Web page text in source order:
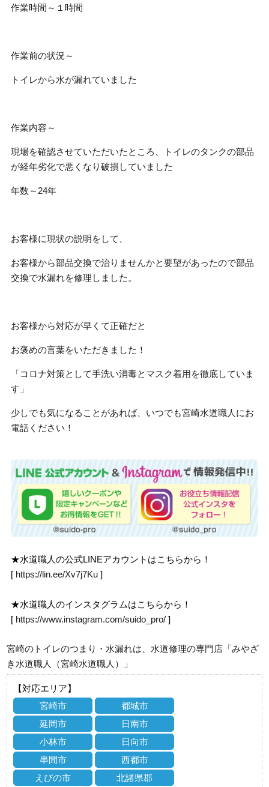
作業時間～１時間
作業前の状況～
トイレから水が漏れていました
作業内容～
現場を確認させていただいたところ、トイレのタンクの部品
が経年劣化で悪くなり破損していました
年数～24年
お客様に現状の説明をして、
お客様から部品交換で治りませんかと要望があったので部品
交換で水漏れを修理しました。
お客様から対応が早くて正確だと
お褒めの言葉をいただきました！
「コロナ対策として手洗い消毒とマスク着用を徹底していま
す」
少しでも気になることがあれば、いつでも宮崎水道職人にお
電話ください！
★水道職人の公式LINEアカウントはこちらから！
[ https://lin.ee/Xv7j7Ku ]
★水道職人のインスタグラムはこちらから！
[ https://www.instagram.com/suido_pro/ ]
宮崎のトイレのつまり・水漏れは、水道修理の専門店「みやざ
き水道職人（宮崎水道職人）」
【対応エリア】
宮崎市
都城市
延岡市
日南市
小林市
日向市
串間市
西都市
えびの市
北諸県郡